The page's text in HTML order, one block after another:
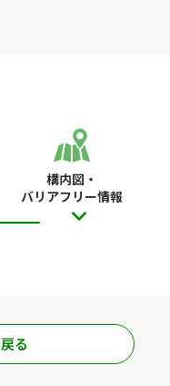
構内図・
バリアフリー情報
る